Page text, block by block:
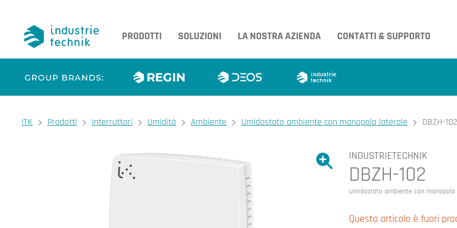
PRODOTTI
SOLUZIONI LA NOSTRA AZIENDA CONTATTI & SUPPORTO
You are here:
ITK Prodotti Interruttori Umidità Ambiente Umidostato ambiente con manopola laterale DBZH-102
Ingrandire l'immagine.
Ingrandire
INDUSTRIETECHNIK
DBZH-102
Umidostato ambiente con manopola
Questo articolo è fuori